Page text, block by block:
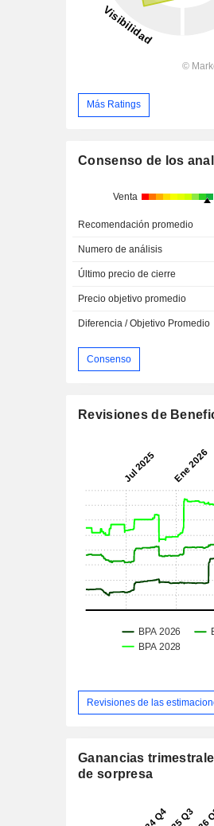
Más Ratings
Consenso de los
Venta
Recomendación promedio
Numero de análisis
Último precio de cierre
Precio objetivo promedio
Diferencia / Objetivo Promedio
Consenso
Revisiones de
Revisiones de las
Ganancias
de sorpresa